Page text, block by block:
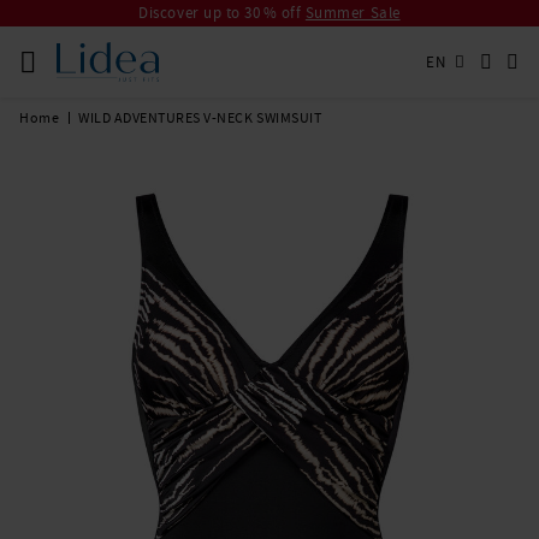
Discover up to 30 % off Summer Sale
EN
Home WILD ADVENTURES V-NECK SWIMSUIT